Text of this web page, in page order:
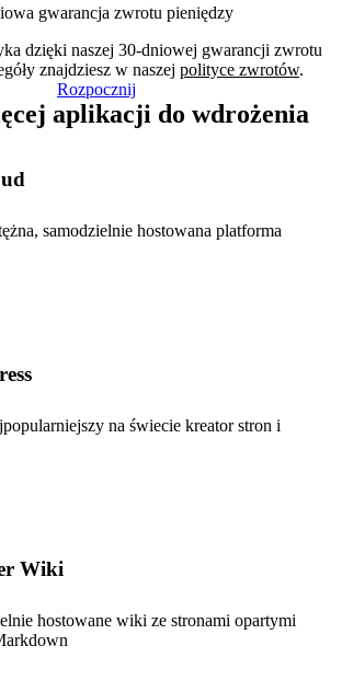
gwarancja zwrotu pieniędzy
dzięki naszej 30-dniowej gwarancji zwrotu
znajdziesz w naszej polityce zwrotów.
Rozpocznij
aplikacji do wdrożenia
samodzielnie hostowana platforma
na świecie kreator stron i
Wiki
hostowane wiki ze stronami opartymi